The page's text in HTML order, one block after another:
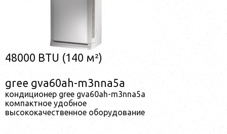
48000 BTU (140 м²)
gree gva60ah-m3nna5a
кондиционер gree gva60ah-m3nna5a
компактное удобное
высококачественное оборудование